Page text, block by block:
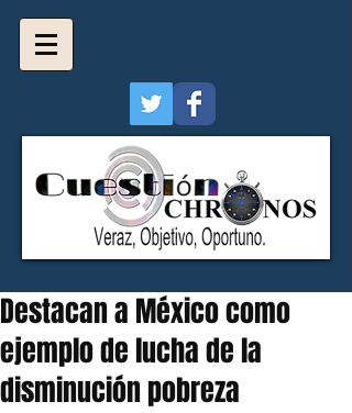
Destacan a México como
ejemplo de lucha de la
disminución pobreza